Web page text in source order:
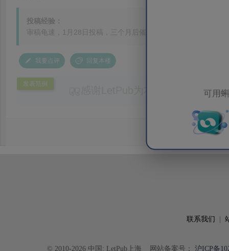
可用
投稿经验：
审稿龟速，1月28日投稿，三个月后催过一次，说找不到审稿人
我要点评 回复本楼
发表范例
感谢LetPub为本论文提供专业
效应及界面电荷传输等研究内容，
论述逻辑进行了系统梳理，使研究
析及机理讨论之间的关系更加清晰
联系我们
© 2010-2026 中国: LetPub上海 网站备案号： 沪ICP备